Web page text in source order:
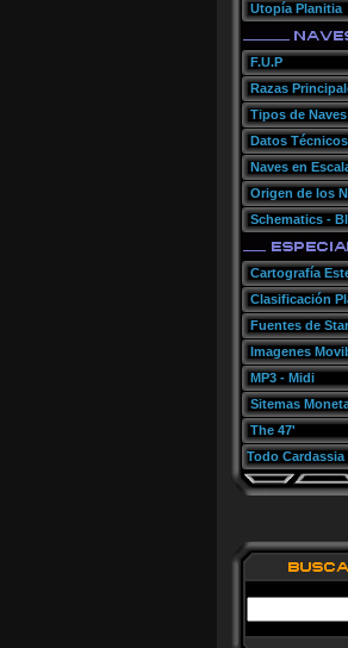
Utopía Planitia
F.U.P
Razas
Tipos de Naves
Datos Técnicos
Naves en
Origen de los
Schematics -
Cartografía
Clasificación
Fuentes de
Imagenes
MP3 - Midi
Sitemas
The 47'
Todo Cardassia